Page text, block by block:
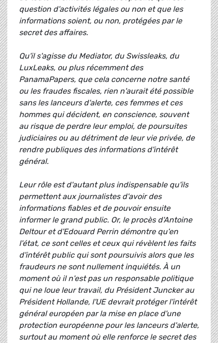
question d'activités légales ou non et que les
informations soient, ou non, protégées par le
secret des affaires.
Qu'il s'agisse du Mediator, du Swissleaks, du
LuxLeaks, ou plus récemment des
PanamaPapers, que cela concerne notre santé
ou les fraudes fiscales, rien n'aurait été possible
sans les lanceurs d'alerte, ces femmes et ces
hommes qui décident, en conscience, souvent
au risque de perdre leur emploi, de poursuites
judiciaires ou au détriment de leur vie privée, de
rendre publiques des informations d'intérêt
général.
Leur rôle est d'autant plus indispensable qu'ils
permettent aux journalistes d'avoir des
informations fiables et de pouvoir ensuite
informer le grand public. Or, le procès d'Antoine
Deltour et d'Edouard Perrin démontre qu'en
l'état, ce sont celles et ceux qui révèlent les faits
d'intérêt public qui sont poursuivis alors que les
fraudeurs ne sont nullement inquiétés. À un
moment où il n'est pas un responsable politique
qui ne loue leur travail, du Président Juncker au
Président Hollande, l'UE devrait protéger l'intérêt
général européen par la mise en place d'une
protection européenne pour les lanceurs d'alerte,
surtout au moment où elle renforce le secret des